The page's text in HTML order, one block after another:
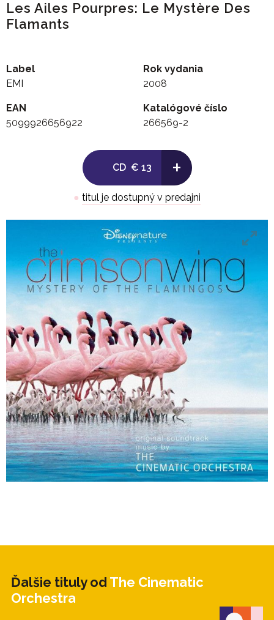
Les Ailes Pourpres: Le Mystère Des
Flamants
Label
EMI
Rok vydania
2008
EAN
5099926656922
Katalógové číslo
266569-2
CD € 13 +
● titul je dostupný v predajni
Ďalšie tituly od The Cinematic
Orchestra